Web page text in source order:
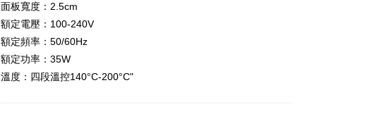
一、 AFTEE代金後払いについて
1.お支払い方法でAFTEE代金後払いを選択すると、携帯電話認証ウィン
2.SMSで認証してお支払い手続を進めてください。
3.注文するときのお支払いは不要です。商品はご指定の住所に配送されま
す。
4.ご注文が完了すると、携帯に支払い通知のSMSが届きます。アプリ会
ATM払い
配送方法
面板寬度：2.5cm
額定電壓：100-240V
額定頻率：50/60Hz
額定功率：35W
溫度：四段溫控140°C-200°C"